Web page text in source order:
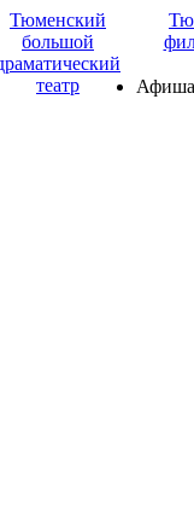
Тюменский
большой
театр
Афиша